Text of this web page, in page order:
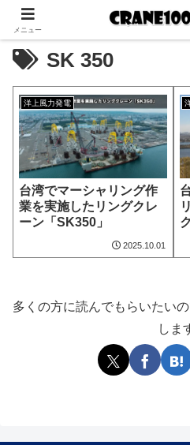
SK 350
洋上風力発電
台湾でマーシャリング作
業を実施したリングクレ
ーン「SK350」
2025.10.01
多くの方に読んでもらいたい
しま
メニュー